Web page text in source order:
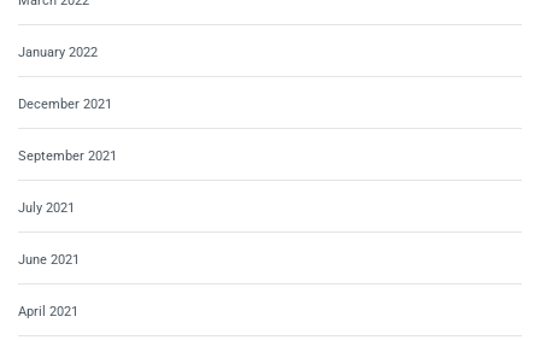
January 2022
December 2021
September 2021
July 2021
June 2021
April 2021